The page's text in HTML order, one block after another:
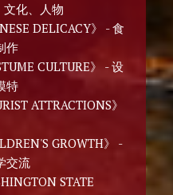
文化、人物
DELICACY》 - 食
作
CULTURE》 - 设
特
ATTRACTIONS》
GROWTH》 -
交流
STATE